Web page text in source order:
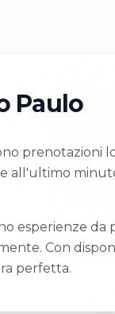
Paulo
prenotazioni
all'ultimo
esperienze da
Con
perfetta.